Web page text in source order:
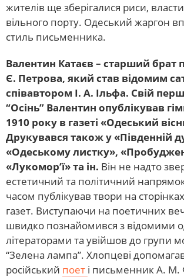
жителів ще зберігалися риси,
вільного порту. Одеський жаргон
стиль письменника.
Валентин Катаєв – старший брат
Є. Петрова, який став відомим
співавтором І. А. Ільфа. Свій
“Осінь” Валентин опублікував
1910 року в газеті «Одеський
Друкувався також у «Південній
«Одеському листку»,
«Лукомор’ї» та ін. Він не надто
естетичний та політичний напрямок
часом публікував твори на
газет. Виступаючи на поетичних
швидко познайомився з відомими
літераторами та увійшов до групи
“Зелена лампа”. Хлопцеві
російський поет і письменник А. М.